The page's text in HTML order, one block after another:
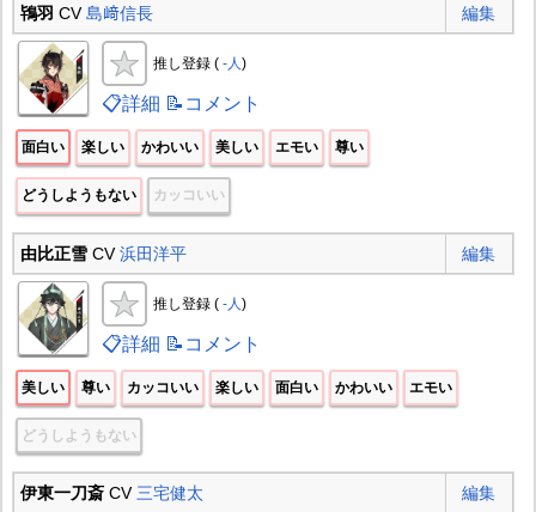
鴇羽 CV島﨑信長 編集
推し登録 ( -人)
📋詳細 📝コメント
面白い 楽しい かわいい 美しい エモい 尊い
どうしようもない カッコいい
由比正雪CV浜田洋平 編集
推し登録 ( -人)
📋詳細 📝コメント
美しい 尊い カッコいい 楽しい 面白い かわいい エモい
どうしようもない
伊東一刀斎CV三宅健太 編集